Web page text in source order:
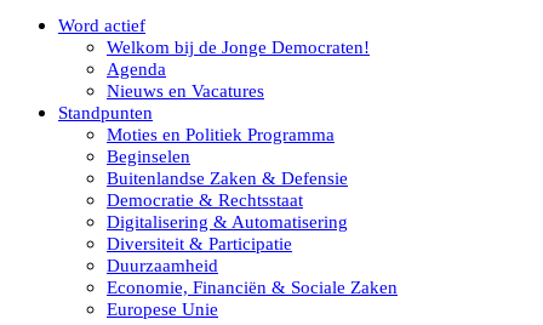
Word actief
Welkom bij de Jonge Democraten!
Agenda
Nieuws en Vacatures
Standpunten
Moties en Politiek Programma
Beginselen
Buitenlandse Zaken & Defensie
Democratie & Rechtsstaat
Digitalisering & Automatisering
Diversiteit & Participatie
Duurzaamheid
Economie, Financiën & Sociale Zaken
Europese Unie